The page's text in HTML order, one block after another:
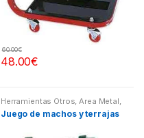
48.00€
60.00€
Herramientas Otros,Area Metal,
Roscas, Herramientas ,
Maletines Herramientas,
Juego de machos y terrajas